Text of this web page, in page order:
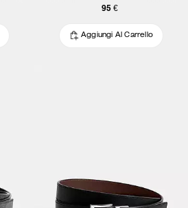
95 €
Aggiungi Al Carrello